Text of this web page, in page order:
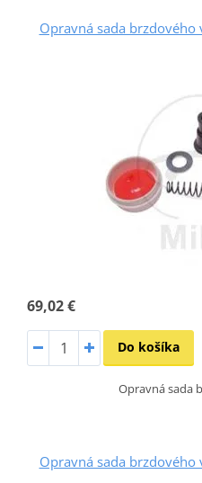
Opravná sada brzdového
69,02 €
Do košíka
Opravná sada
Opravná sada brzdového